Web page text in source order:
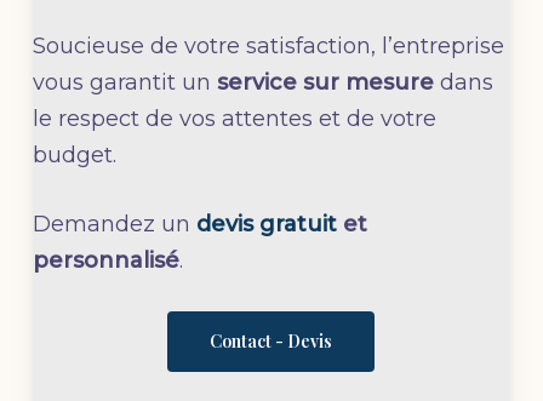
Soucieuse de votre satisfaction, l’entreprise
vous garantit un service sur mesuredans
le respect de vos attentes et de votre
budget.
Demandez un devis gratuitet
personnalisé.
Contact - Devis